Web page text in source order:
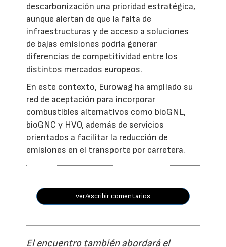
descarbonización una prioridad estratégica,
aunque alertan de que la falta de
infraestructuras y de acceso a soluciones
de bajas emisiones podría generar
diferencias de competitividad entre los
distintos mercados europeos.
En este contexto, Eurowag ha ampliado su
red de aceptación para incorporar
combustibles alternativos como bioGNL,
bioGNC y HVO, además de servicios
orientados a facilitar la reducción de
emisiones en el transporte por carretera.
ver/escribir comentarios
El encuentro también abordará el